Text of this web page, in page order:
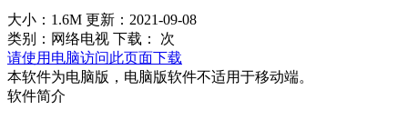
大小：1.6M 更新：2021-09-08
类别：网络电视 下载：
次
请使用电脑访问此页面下载
本软件为电脑版，电脑版软件不适用于移动端。
软件简介